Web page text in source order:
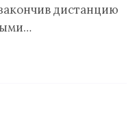
дистанцию